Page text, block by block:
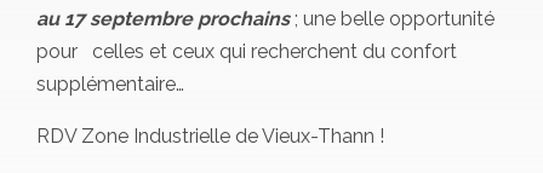
au 17 septembre prochains ; une belle opportunité
pour celles et ceux qui recherchent du confort
supplémentaire…
RDV Zone Industrielle de Vieux-Thann !